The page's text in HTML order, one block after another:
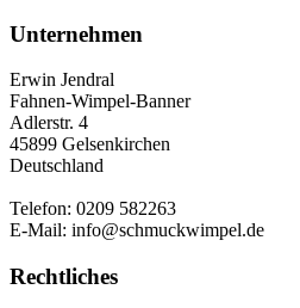
Unternehmen
Erwin Jendral
Fahnen-Wimpel-Banner
Adlerstr. 4
45899 Gelsenkirchen
Deutschland
Telefon: 0209 582263
E-Mail: info@schmuckwimpel.de
Rechtliches